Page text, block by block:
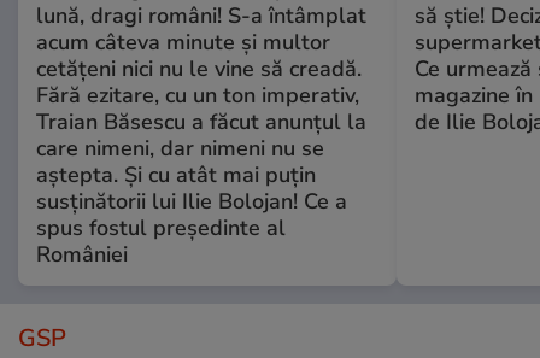
lună, dragi români! S-a întâmplat
acum câteva minute și multor
cetățeni nici nu le vine să creadă.
Fără ezitare, cu un ton imperativ,
Traian Băsescu a făcut anunțul la
care nimeni, dar nimeni nu se
aștepta. Și cu atât mai puțin
susținătorii lui Ilie Bolojan! Ce a
spus fostul președinte al
României
să știe!
Ce
magazine
de Ilie
GSP